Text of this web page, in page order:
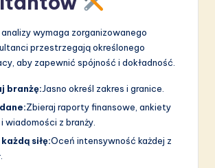
wymaga zorganizowanego
przestrzegają określonego
aby zapewnić spójność i dokładność.
branżę:Jasno określ zakres i granice.
Zbieraj raporty finansowe, ankiety
wiadomości z branży.
siłę:Oceń intensywność każdej z